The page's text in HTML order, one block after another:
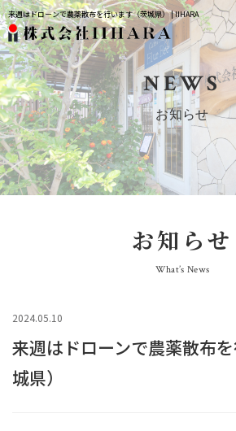
来週はドローンで農薬散布を行います（茨城県） | IIHARA
NEWS
お知らせ
お知らせ
What’s News
2024.05.10
来週はドローンで農薬散布
城県）